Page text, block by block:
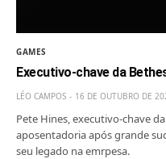
GAMES
Executivo-chave da
LÉO CAMPOS 16 DE OUTUBRO DE
Pete Hines, executivo-chave
aposentadoria após grande
seu legado na emrpesa.